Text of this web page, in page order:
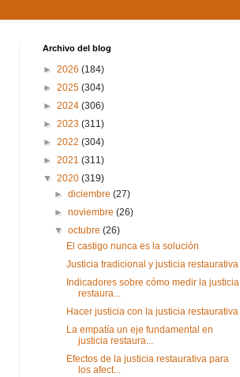
Archivo del blog
► 2026 (184)
► 2025 (304)
► 2024 (306)
► 2023 (311)
► 2022 (304)
► 2021 (311)
▼ 2020 (319)
►diciembre(27)
►noviembre(26)
▼octubre(26)
El castigo nunca es la solución
Justicia tradicional y justicia restaurativa
Indicadores sobre cómo medir la justicia
restaura...
Hacer justicia con la justicia restaurativa
La empatía un eje fundamental en
justicia restaura...
Efectos de la justicia restaurativa para
los afect...